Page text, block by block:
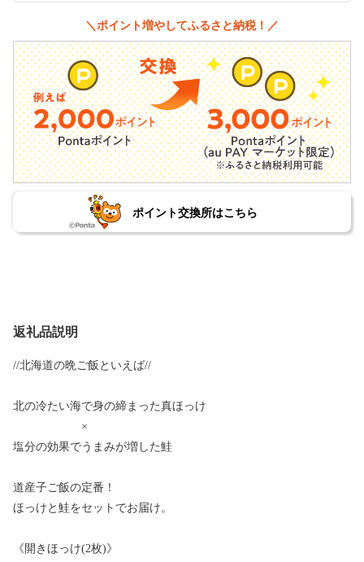
＼ポイント増やしてふるさと納税！／
ポイント交換所はこちら
返礼品説明
//北海道の晩ご飯といえば//
北の冷たい海で身の締まった真ほっけ
×
塩分の効果でうまみが増した鮭
道産子ご飯の定番！
ほっけと鮭をセットでお届け。
《開きほっけ(2枚)》